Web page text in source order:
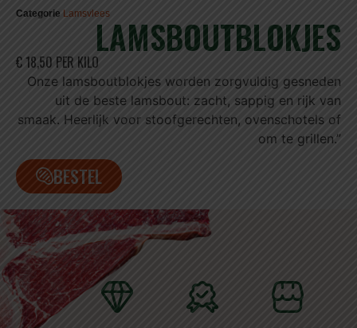
Categorie LamsvleesLAMSBOUTBLOKJES
€ 18,50 PER KILO
Onze lamsboutblokjes worden zorgvuldig gesneden
uit de beste lamsbout: zacht, sappig en rijk van
smaak. Heerlijk voor stoofgerechten, ovenschotels of
om te grillen.”
BESTEL